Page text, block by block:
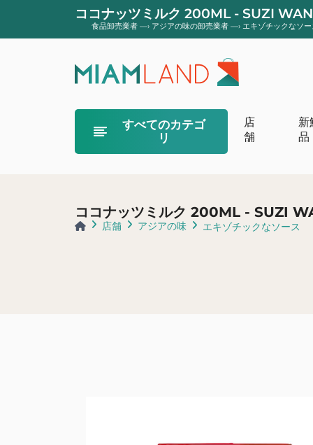
ココナッツミルク 200ML - SUZI
食品卸売業者 —› アジアの味の卸売業者 —› エキゾチックなソ
すべてのカテゴ
リ
オーガニック
オーガニック
店
舗
新
品
ココナッツミルク 200ML - SUZI
店舗 アジアの味 エキゾチックなソース